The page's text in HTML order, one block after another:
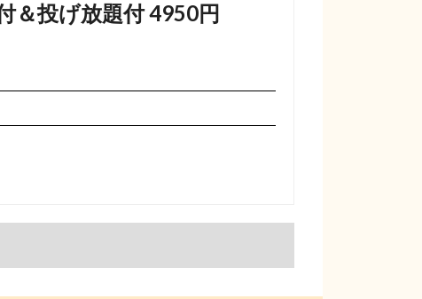
＆投げ放題付 4950円